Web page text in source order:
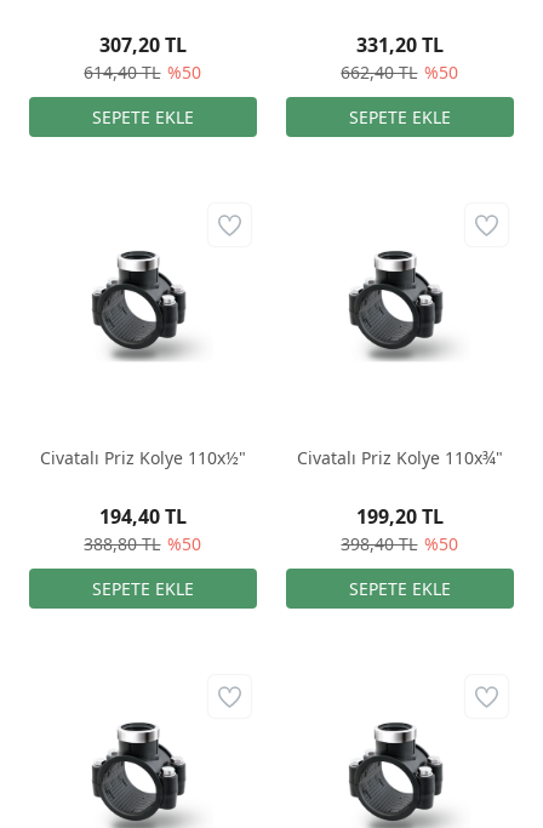
614,40 TL %50
307,20 TL
662,40 TL %50
331,20 TL
Civatalı Priz Kolye 110x½"
388,80 TL %50
194,40 TL
Civatalı Priz Kolye 110x¾"
398,40 TL %50
199,20 TL